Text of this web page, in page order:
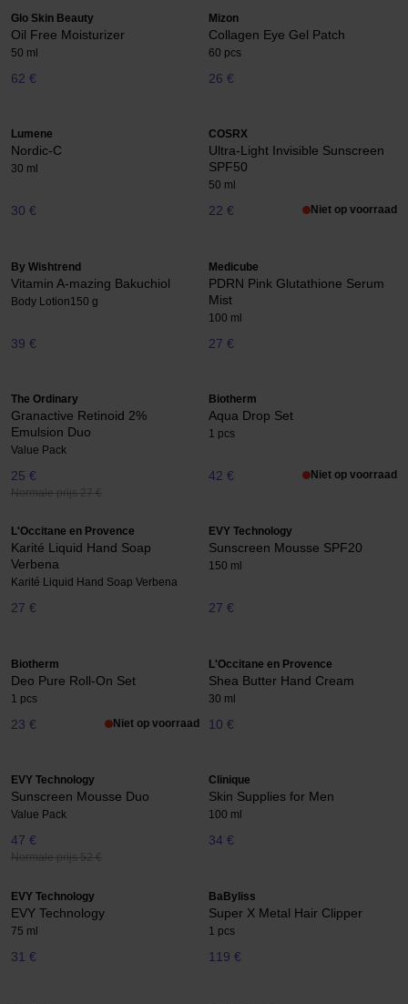
Glo Skin Beauty
Oil Free Moisturizer
50 ml
62 €
Mizon
Collagen Eye Gel Patch
60 pcs
26 €
Lumene
Nordic-C
30 ml
30 €
COSRX
Ultra-Light Invisible Sunscreen
SPF50
50 ml
22 € Niet op voorraad
By Wishtrend
Vitamin A-mazing Bakuchiol
Body Lotion150 g
39 €
Medicube
PDRN Pink Glutathione Serum
Mist
100 ml
27 €
The Ordinary
Granactive Retinoid 2%
Emulsion Duo
Value Pack
25 €
Normale prijs 27 €
Biotherm
Aqua Drop Set
1 pcs
42 € Niet op voorraad
L'Occitane en Provence
Karité Liquid Hand Soap
Verbena
Karité Liquid Hand Soap Verbena
27 €
EVY Technology
Sunscreen Mousse SPF20
150 ml
27 €
Biotherm
Deo Pure Roll-On Set
1 pcs
23 € Niet op voorraad
L'Occitane en Provence
Shea Butter Hand Cream
30 ml
10 €
EVY Technology
Sunscreen Mousse Duo
Value Pack
47 €
Normale prijs 52 €
Clinique
Skin Supplies for Men
100 ml
34 €
EVY Technology
EVY Technology
75 ml
31 €
BaByliss
Super X Metal Hair Clipper
1 pcs
119 €